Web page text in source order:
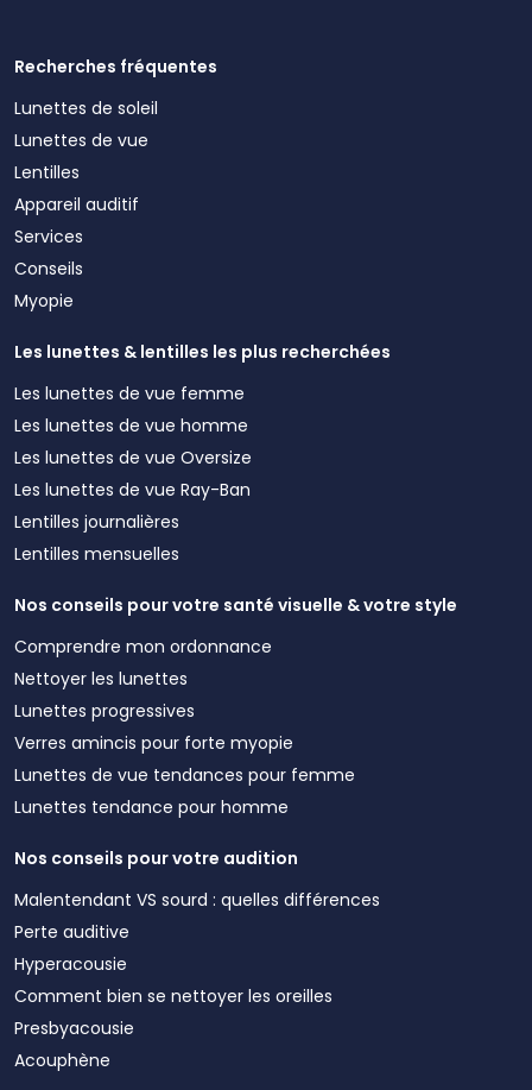
Recherches fréquentes
Lunettes de soleil
Lunettes de vue
Lentilles
Appareil auditif
Services
Conseils
Myopie
Les lunettes & lentilles les plus recherchées
Les lunettes de vue femme
Les lunettes de vue homme
Les lunettes de vue Oversize
Les lunettes de vue Ray-Ban
Lentilles journalières
Lentilles mensuelles
Nos conseils pour votre santé visuelle & votre style
Comprendre mon ordonnance
Nettoyer les lunettes
Lunettes progressives
Verres amincis pour forte myopie
Lunettes de vue tendances pour femme
Lunettes tendance pour homme
Nos conseils pour votre audition
Malentendant VS sourd : quelles différences
Perte auditive
Hyperacousie
Comment bien se nettoyer les oreilles
Presbyacousie
Acouphène